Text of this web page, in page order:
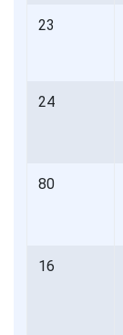
23
24
80
16